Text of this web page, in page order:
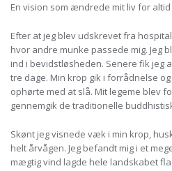
En vision som ændrede mit liv for altid
Efter at jeg blev udskrevet fra
hvor andre munke passede mig. Jeg
ind i bevidstløsheden. Senere fik jeg
tre dage. Min krop gik i forrådnelse
ophørte med at slå. Mit legeme blev
gennemgik de traditionelle
Skønt jeg visnede væk i min krop,
helt årvågen. Jeg befandt mig i et
mægtig vind lagde hele landskabet